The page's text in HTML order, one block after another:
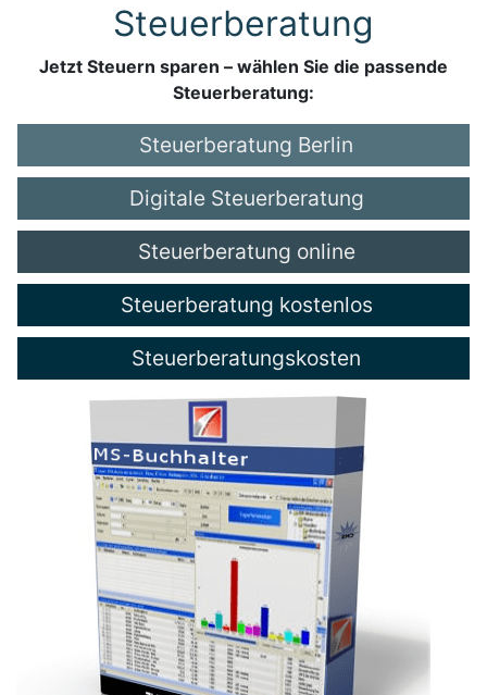
Steuerberatung
Jetzt Steuern sparen – wählen Sie die passende
Steuerberatung:
Steuerberatung Berlin
Digitale Steuerberatung
Steuerberatung online
Steuerberatung kostenlos
Steuerberatungskosten